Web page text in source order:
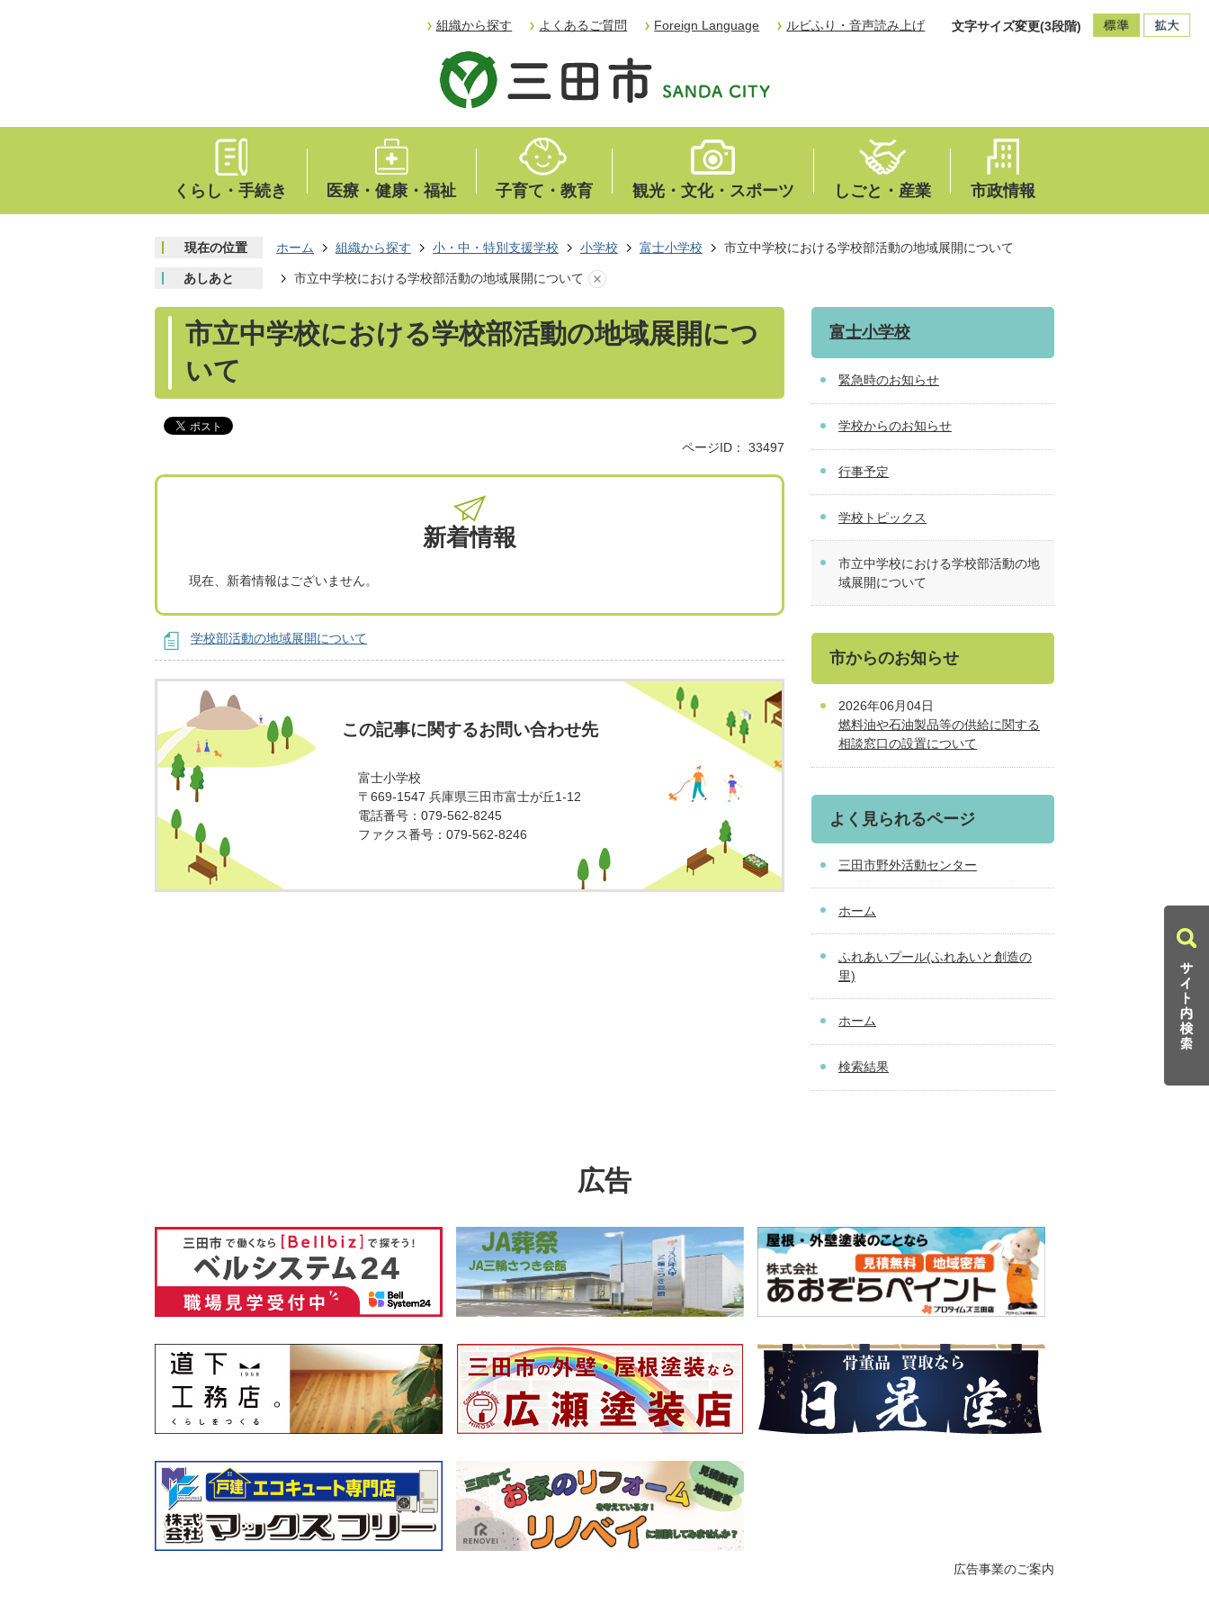
組織から探す よくあるご質問 Foreign Language ルビふり・音声読み上げ 文字サイズ変更(3段階)
くらし・手続き 医療・健康・福祉 子育て・教育 観光・文化・スポーツ しごと・産業 市政情報
現在の位置 ホーム 組織から探す 小・中・特別支援学校 小学校 富士小学校 市立中学校における学校部活動の地域展開について
あしあと 市立中学校における学校部活動の地域展開について
市立中学校における学校部活動の地域展開につ
いて
ページID： 33497
新着情報
現在、新着情報はございません。
学校部活動の地域展開について
この記事に関するお問い合わせ先
富士小学校
〒669-1547 兵庫県三田市富士が丘1-12
電話番号：079-562-8245
ファクス番号：079-562-8246
富士小学校
緊急時のお知らせ
学校からのお知らせ
行事予定
学校トピックス
市立中学校における学校部活動の地
域展開について
市からのお知らせ
2026年06月04日
燃料油や石油製品等の供給に関する
相談窓口の設置について
よく見られるページ
三田市野外活動センター
ホーム
ふれあいプール(ふれあいと創造の
里)
ホーム
検索結果
広告
広告事業のご案内